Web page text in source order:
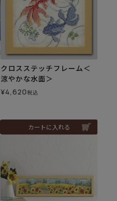
クロスステッチフレーム＜
涼やかな水面＞
¥4,620税込
カートに入れる